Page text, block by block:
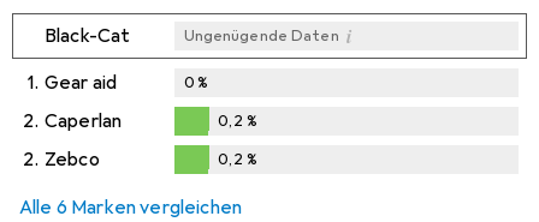
Black-Cat Ungenügende Daten i
1. Gear aid 0%
2. Caperlan
0,2%
0,2 %
2. Zebco 0,2 %
Alle 6 Marken vergleichen